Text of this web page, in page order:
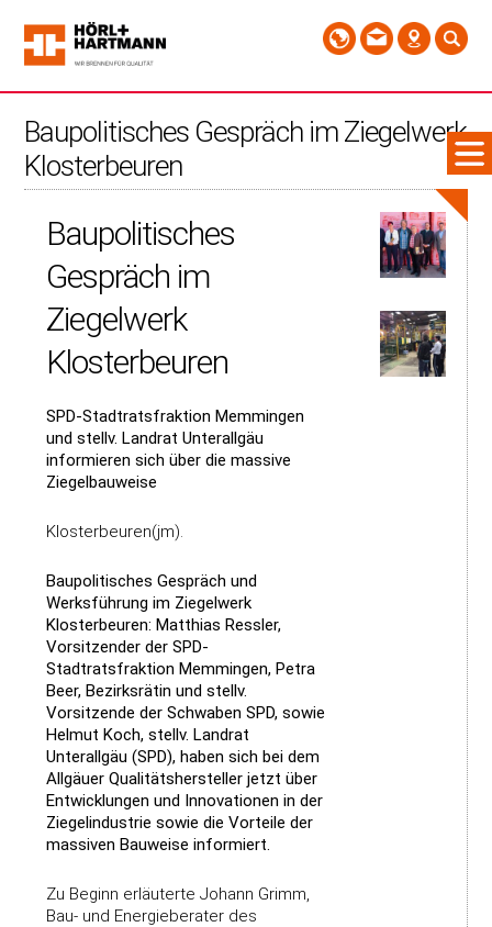
Baupolitisches Gespräch im Ziegelwerk
Klosterbeuren
Baupolitisches
Gespräch im
Ziegelwerk
Klosterbeuren
SPD-Stadtratsfraktion Memmingen
und stellv. Landrat Unterallgäu
informieren sich über die massive
Ziegelbauweise
Klosterbeuren(jm).
Baupolitisches Gespräch und
Werksführung im Ziegelwerk
Klosterbeuren: Matthias Ressler,
Vorsitzender der SPD-
Stadtratsfraktion Memmingen, Petra
Beer, Bezirksrätin und stellv.
Vorsitzende der Schwaben SPD, sowie
Helmut Koch, stellv. Landrat
Unterallgäu (SPD), haben sich bei dem
Allgäuer Qualitätshersteller jetzt über
Entwicklungen und Innovationen in der
Ziegelindustrie sowie die Vorteile der
massiven Bauweise informiert.
Zu Beginn erläuterte Johann Grimm,
Bau- und Energieberater des